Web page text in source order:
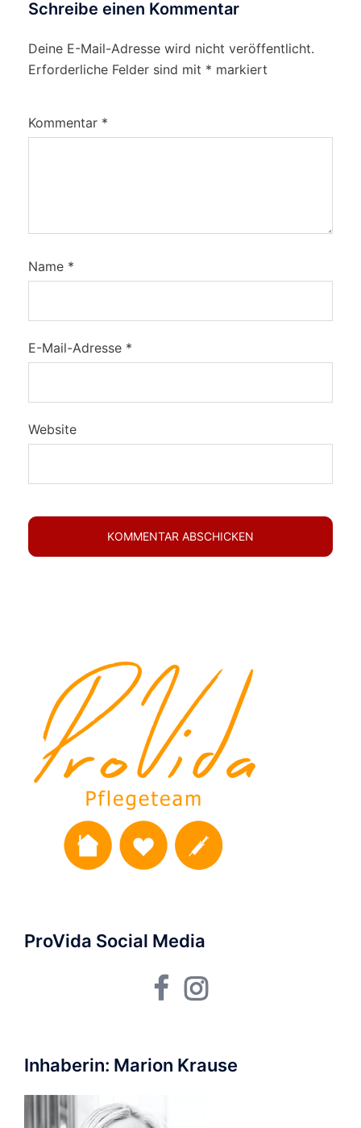
Schreibe einen Kommentar
Deine E-Mail-Adresse wird nicht veröffentlicht.
Erforderliche Felder sind mit * markiert
Kommentar *
Name *
E-Mail-Adresse *
Website
ProVida Social Media
FacebookInstagram
Inhaberin: Marion Krause